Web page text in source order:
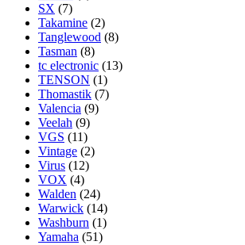
SX (7)
Takamine (2)
Tanglewood (8)
Tasman (8)
tc electronic (13)
TENSON (1)
Thomastik (7)
Valencia (9)
Veelah (9)
VGS (11)
Vintage (2)
Virus (12)
VOX (4)
Walden (24)
Warwick (14)
Washburn (1)
Yamaha (51)